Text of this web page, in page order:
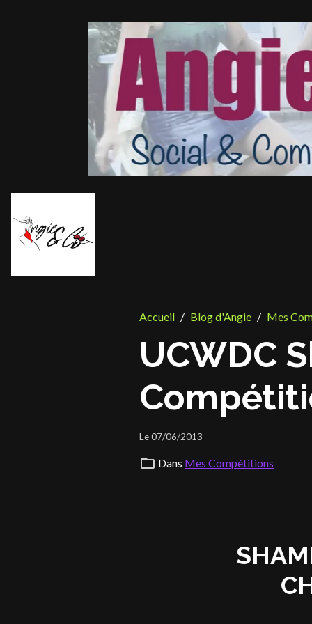
Accueil Blog d'Angie Mes
UCWDC
Le 07/06/2013
Dans Mes Compétitions